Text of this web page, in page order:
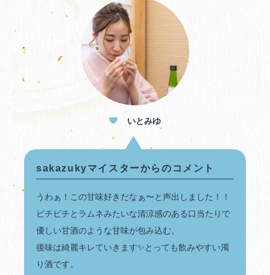
いとみゆ
sakazukyマイスターからのコメント
うわぁ！この甘味好きだなぁ〜と声出しました！！
ピチピチとラムネみたいな清涼感のある口当たりで
優しい甘酒のような甘味が包み込む。
後味は綺麗キレていきます✨とっても飲みやすい濁
り酒です。